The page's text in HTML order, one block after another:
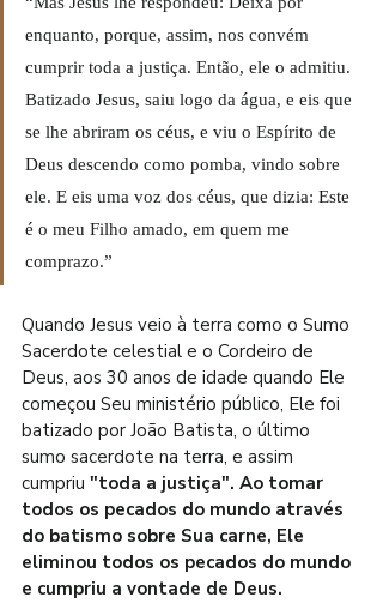
enquanto, porque, assim, nos convém
cumprir toda a justiça. Então, ele o admitiu.
Batizado Jesus, saiu logo da água, e eis que
se lhe abriram os céus, e viu o Espírito de
Deus descendo como pomba, vindo sobre
ele. E eis uma voz dos céus, que dizia: Este
é o meu Filho amado, em quem me
comprazo.”
Quando Jesus veio à terra como o Sumo
Sacerdote celestial e o Cordeiro de
Deus, aos 30 anos de idade quando Ele
começou Seu ministério público, Ele foi
batizado por João Batista, o último
sumo sacerdote na terra, e assim
cumpriu "toda a justiça". Ao tomar
todos os pecados do mundo através
do batismo sobre Sua carne, Ele
eliminou todos os pecados do mundo
e cumpriu a vontade de Deus.